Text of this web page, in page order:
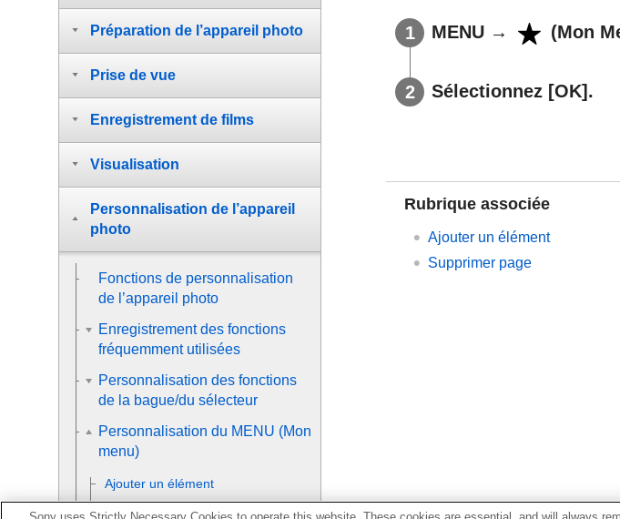
MENU → (Mon
Sélectionnez [OK] .
Rubrique associée
Ajouter un élément
Supprimer page
Préparation de l’appareil photo
Prise de vue
Enregistrement de films
Visualisation
Personnalisation de l’appareil
photo
Fonctions de personnalisation
de l’appareil photo
Enregistrement des fonctions
fréquemment utilisées
Personnalisation des fonctions
de la bague/du sélecteur
Personnalisation du MENU (Mon
menu)
Ajouter un élément